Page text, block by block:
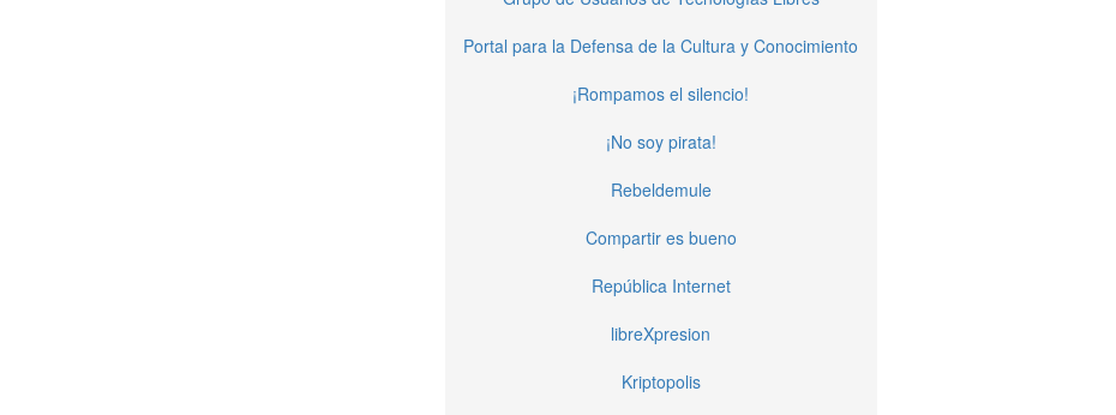
Portal para la Defensa de la Cultura y Conocimiento
¡Rompamos el silencio!
¡No soy pirata!
Rebeldemule
Compartir es bueno
República Internet
libreXpresion
Kriptopolis